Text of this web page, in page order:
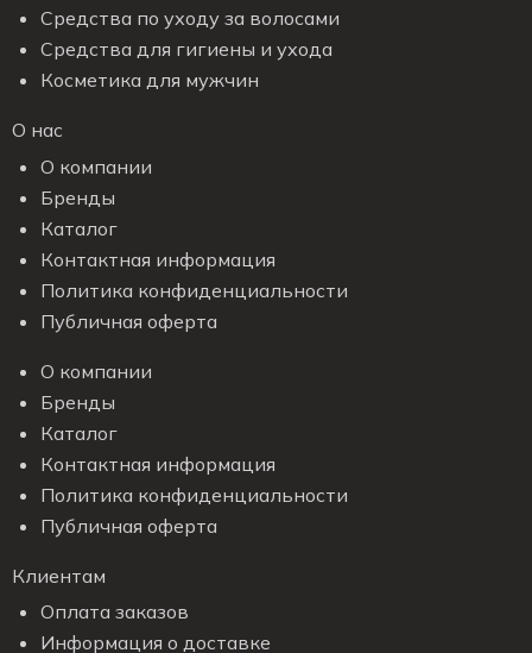
Средства по уходу за волосами
Средства для гигиены и ухода
Косметика для мужчин
О нас
О компании
Бренды
Каталог
Контактная информация
Политика конфиденциальности
Публичная оферта
О компании
Бренды
Каталог
Контактная информация
Политика конфиденциальности
Публичная оферта
Клиентам
Оплата заказов
Информация о доставке